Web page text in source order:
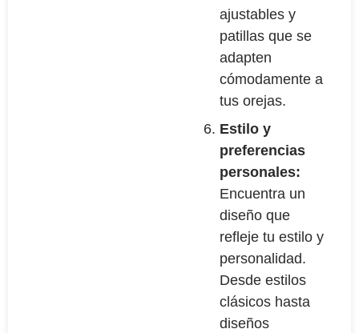
ajustables y
patillas que se
adapten
cómodamente a
tus orejas.
Estilo y
preferencias
personales:
Encuentra un
diseño que
refleje tu estilo y
personalidad.
Desde estilos
clásicos hasta
diseños